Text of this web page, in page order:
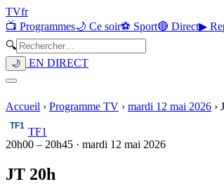
TVfr
📺 Programmes🌙 Ce soir⚽ Sport🔴 Direct▶
🔍
🌙 EN DIRECT
Accueil › Programme TV › mardi 12 mai 2026 ›
TF1
20h00 – 20h45 · mardi 12 mai 2026
JT 20h